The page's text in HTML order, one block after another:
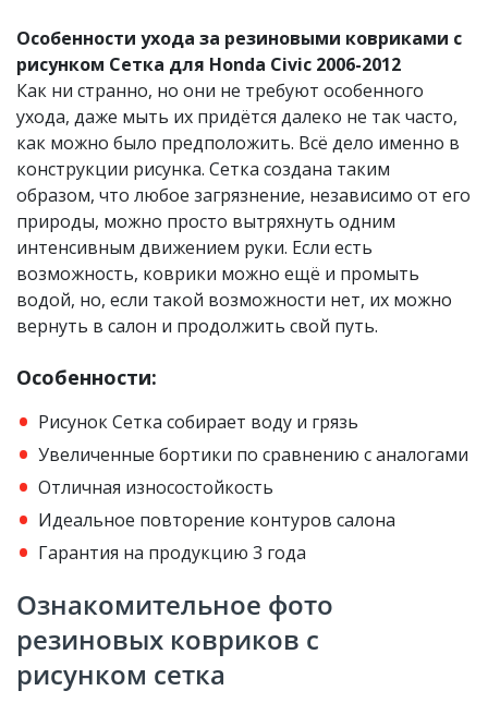
Особенности ухода за резиновыми ковриками с
рисунком Сетка для Honda Civic 2006-2012
Как ни странно, но они не требуют особенного
ухода, даже мыть их придётся далеко не так часто,
как можно было предположить. Всё дело именно в
конструкции рисунка. Сетка создана таким
образом, что любое загрязнение, независимо от его
природы, можно просто вытряхнуть одним
интенсивным движением руки. Если есть
возможность, коврики можно ещё и промыть
водой, но, если такой возможности нет, их можно
вернуть в салон и продолжить свой путь.
Особенности:
Рисунок Сетка собирает воду и грязь
Увеличенные бортики по сравнению с аналогами
Отличная износостойкость
Идеальное повторение контуров салона
Гарантия на продукцию 3 года
Ознакомительное фото
резиновых ковриков с
рисунком сетка